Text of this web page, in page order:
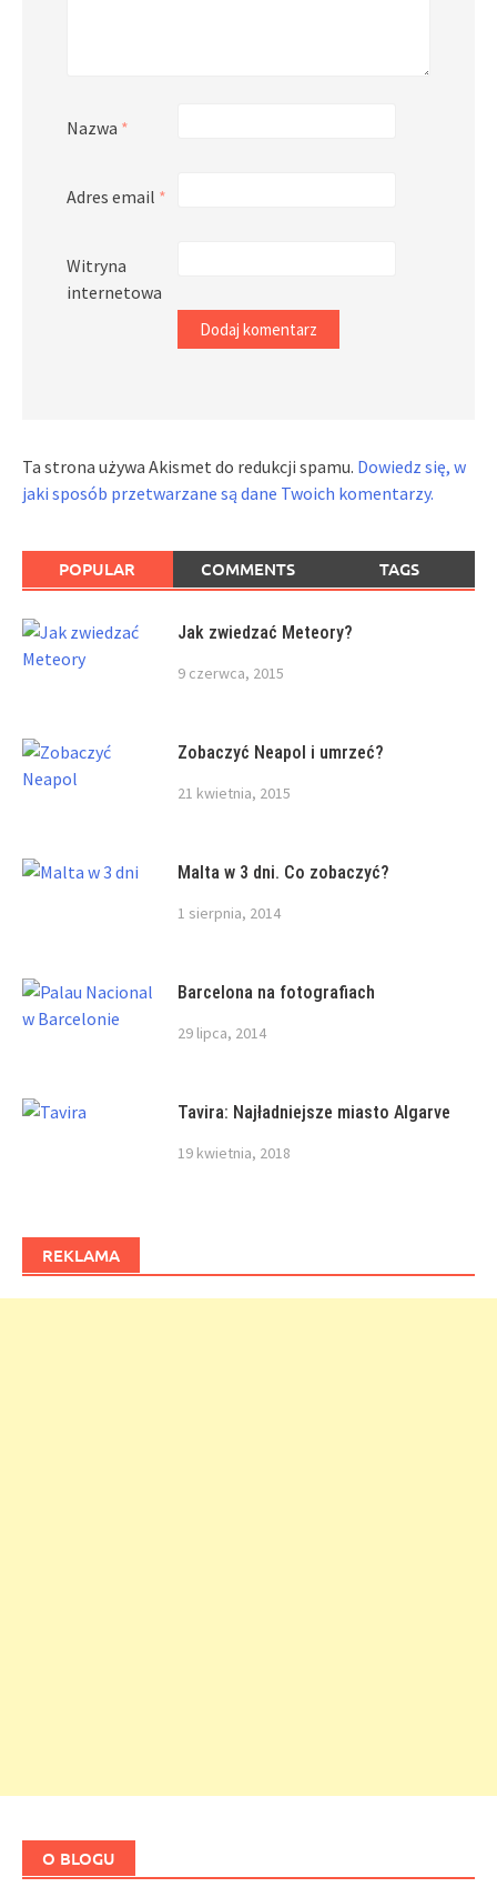
Nazwa *
Adres email *
Witryna
internetowa
Ta strona używa Akismet do redukcji spamu. Dowiedz się, w
jaki sposób przetwarzane są dane Twoich komentarzy.
POPULAR COMMENTS TAGS
Jak zwiedzać Meteory?
9 czerwca, 2015
Zobaczyć Neapol i umrzeć?
21 kwietnia, 2015
Malta w 3 dni. Co zobaczyć?
1 sierpnia, 2014
Barcelona na fotografiach
29 lipca, 2014
Tavira: Najładniejsze miasto Algarve
19 kwietnia, 2018
REKLAMA
O BLOGU